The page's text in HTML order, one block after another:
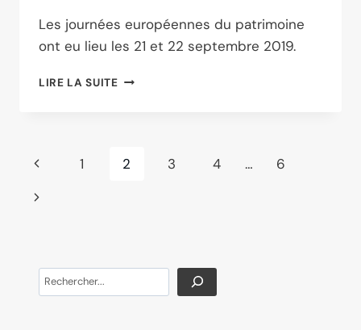
Les journées européennes du patrimoine
ont eu lieu les 21 et 22 septembre 2019.
LIRE LA SUITELES
À
Navigation
de
Page
précédente
1 2 3 4 …
6
Page
Search